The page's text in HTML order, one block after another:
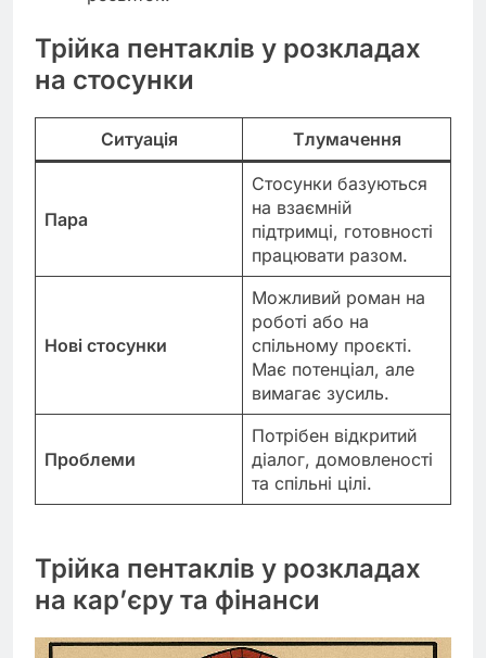
Трійка пентаклів у розкладах
на стосунки
Ситуація Тлумачення
Пара
Стосунки базуються
на взаємній
підтримці, готовності
працювати разом.
Нові стосунки
Можливий роман на
роботі або на
спільному проєкті.
Має потенціал, але
вимагає зусиль.
Проблеми
Потрібен відкритий
діалог, домовленості
та спільні цілі.
Трійка пентаклів у розкладах
на кар’єру та фінанси